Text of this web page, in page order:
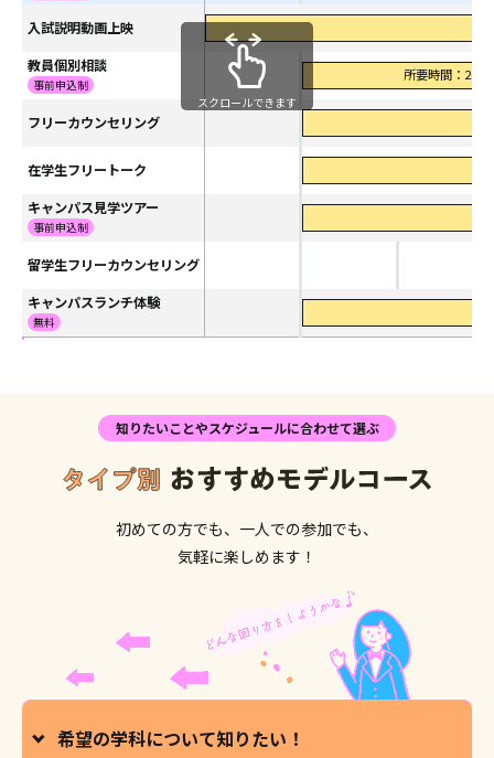
入試説明動画上映
教員個別相談
事前申込制
所要時間：20分
フリーカウンセリング
在学生フリートーク
キャンパス見学ツアー
事前申込制
留学生フリーカウンセリング
キャンパスランチ体験
無料
スクロールできます
知りたいことやスケジュールに合わせて選ぶ
初めての方でも、一人での参加でも、
気軽に楽しめます！
希望の学科について知りたい！